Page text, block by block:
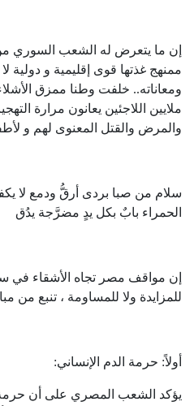
إن ما يتعرض له الشعب السوري
ممنهج غذتها قوى إقليمية و دولية
ومعاناته.. خلفت وطنا ممزق
ملايين اللاجئين يعانون مرارة
والمرض والقتل المعنوى لهم و
سلام من صبا بردى أرقُّ ودمع
الحمراء بابٌ بكل يدٍ مضرَّجة يدُق
إن مواقف مصر تجاه الأشقاء في
للمزايدة ولا للمساومة ، تنبع من
أولاً: حرمة الدم الإنساني:
يؤكد الشعب المصري على أن حرمة